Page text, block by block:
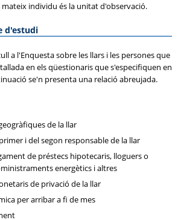
individu és la unitat d'observació.
d'estudi
a l'Enquesta sobre les llars i les persones que
en els qüestionaris que s'especifiquen en
se'n presenta una relació abreujada.
de la llar
i del segon responsable de la llar
de préstecs hipotecaris, lloguers o
energètics i altres
de privació de la llar
per arribar a fi de mes